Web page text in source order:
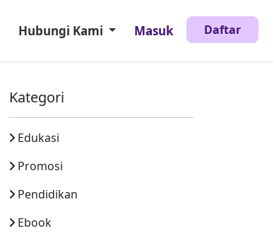
Hubungi Kami Masuk Daftar
Kategori
Edukasi
Promosi
Pendidikan
Ebook